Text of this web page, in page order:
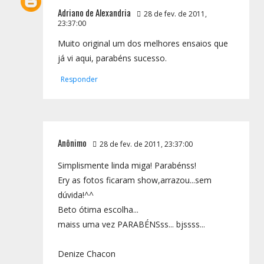
Adriano de Alexandria
28 de fev. de 2011,
23:37:00
Muito original um dos melhores ensaios que
já vi aqui, parabéns sucesso.
Responder
Anônimo 28 de fev. de 2011, 23:37:00
Simplismente linda miga! Parabénss!
Ery as fotos ficaram show,arrazou...sem
dúvida!^^
Beto ótima escolha...
maiss uma vez PARABÉNSss... bjssss...
Denize Chacon